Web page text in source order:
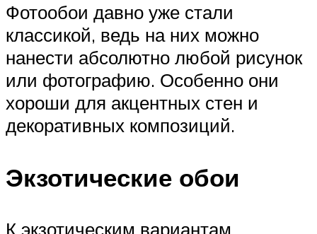
Фотообои давно уже стали
классикой, ведь на них можно
нанести абсолютно любой рисунок
или фотографию. Особенно они
хороши для акцентных стен и
декоративных композиций.
Экзотические обои
К экзотическим вариантам